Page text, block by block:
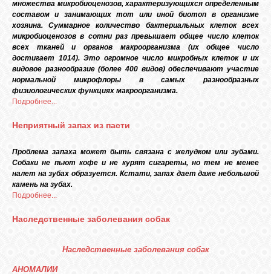
множества микробиоценозов, характеризующихся определенным
составом и занимающих тот или иной биотоп в организме
хозяина. Суммарное количество бактериальных клеток всех
микробиоценозов в сотни раз превышает общее число клеток
всех тканей и органов макроорганизма (их общее число
достигает 1014). Это огромное число микробных клеток и их
видовое разнообразие (более 400 видов) обеспечивают участие
нормальной микрофлоры в самых разнообразных
физиологических функциях макроорганизма.
Подробнее...
Неприятный запах из пасти
Проблема запаха может быть связана с желудком или зубами.
Собаки не пьют кофе и не курят сигареты, но тем не менее
налет на зубах образуется. Кстати, запах дает даже небольшой
камень на зубах.
Подробнее...
Наследственные заболевания собак
Наследственные заболевания собак
АНОМАЛИИ